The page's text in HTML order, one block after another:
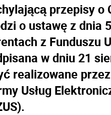
przepisy o
o ustawę z dnia
z Funduszu
w dniu 21
realizowane
Usług